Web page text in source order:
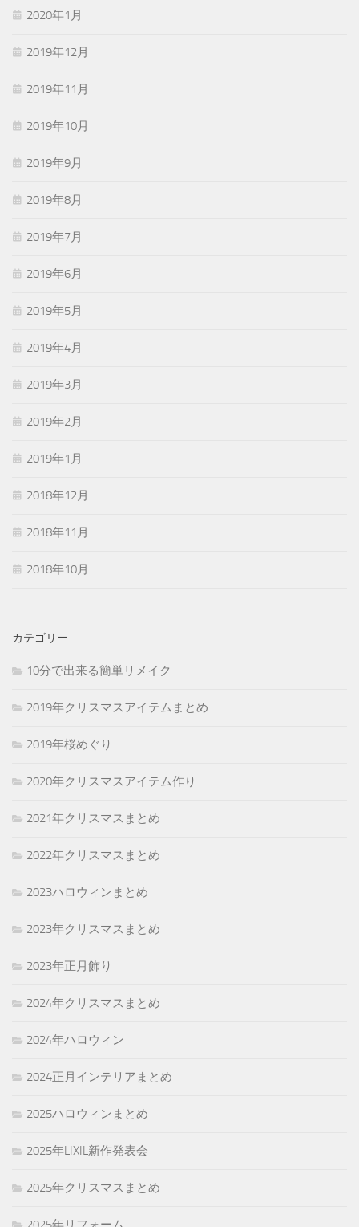
2020年1月
2019年12月
2019年11月
2019年10月
2019年9月
2019年8月
2019年7月
2019年6月
2019年5月
2019年4月
2019年3月
2019年2月
2019年1月
2018年12月
2018年11月
2018年10月
カテゴリー
10分で出来る簡単リメイク
2019年クリスマスアイテムまとめ
2019年桜めぐり
2020年クリスマスアイテム作り
2021年クリスマスまとめ
2022年クリスマスまとめ
2023ハロウィンまとめ
2023年クリスマスまとめ
2023年正月飾り
2024年クリスマスまとめ
2024年ハロウィン
2024正月インテリアまとめ
2025ハロウィンまとめ
2025年LIXIL新作発表会
2025年クリスマスまとめ